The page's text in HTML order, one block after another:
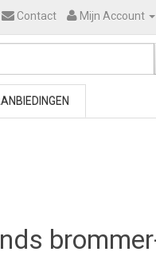
Contact Mijn Account